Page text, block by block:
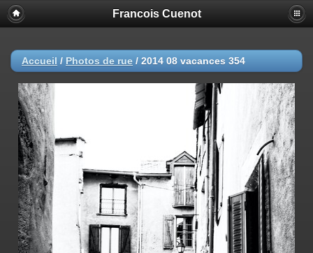
Francois Cuenot
Accueil / Photos de rue / 2014 08 vacances 354